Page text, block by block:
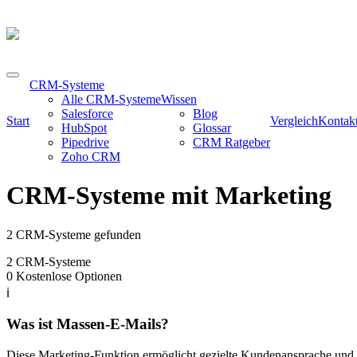
Start
CRM-Systeme
Alle CRM-Systeme
Salesforce
HubSpot
Pipedrive
Zoho CRM
Wissen
Blog
Glossar
CRM Ratgeber
Vergleich
CRM-Systeme mit Marketing
2 CRM-Systeme gefunden
2 CRM-Systeme
0 Kostenlose Optionen
ℹ️
Was ist Massen-E-Mails?